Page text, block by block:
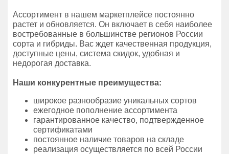
Ассортимент в нашем маркетплейсе постоянно
растет и обновляется. Он включает в себя наиболее
востребованные в большинстве регионов России
сорта и гибриды. Вас ждет качественная продукция,
доступные цены, система скидок, удобная и
недорогая доставка.
Наши конкурентные преимущества:
широкое разнообразие уникальных сортов
ежегодное пополнение ассортимента
гарантированное качество, подтвержденное
сертификатами
постоянное наличие товаров на складе
реализация осуществляется по всей России